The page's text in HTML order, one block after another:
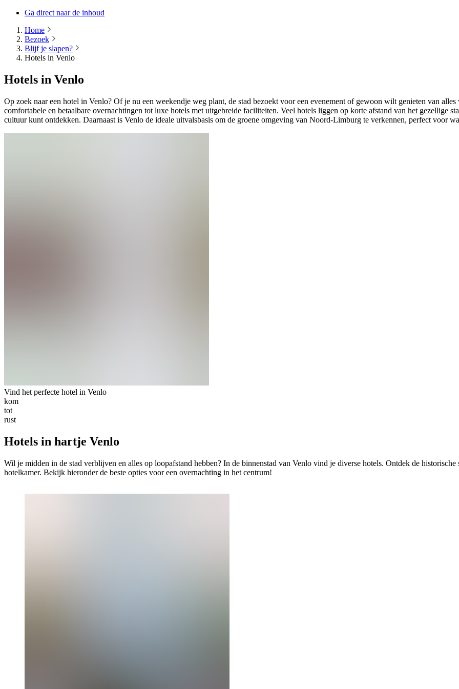
Ga direct naar de inhoud
Home
Bezoek
Blijf je slapen?
Hotels in Venlo
Hotels in Venlo
Op zoek naar een hotel in Venlo? Of je nu een weekendje weg plant, de stad bezoekt voor een evenement of gewoon wilt genieten van
comfortabele en betaalbare overnachtingen tot luxe hotels met uitgebreide faciliteiten. Veel hotels liggen op korte afstand van het gezellige
cultuur kunt ontdekken. Daarnaast is Venlo de ideale uitvalsbasis om de groene omgeving van Noord-Limburg te verkennen, perfect voor
Vind het perfecte hotel in Venlo
kom
tot
rust
Hotels in hartje Venlo
Wil je midden in de stad verblijven en alles op loopafstand hebben? In de binnenstad van Venlo vind je diverse hotels. Ontdek de
hotelkamer. Bekijk hieronder de beste opties voor een overnachting in het centrum!